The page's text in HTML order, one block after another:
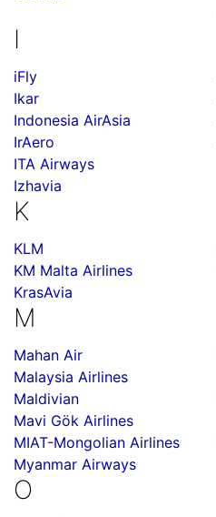
I
iFly
Ikar
Indonesia AirAsia
IrAero
ITA Airways
Izhavia
K
KLM
KM Malta Airlines
KrasAvia
M
Mahan Air
Malaysia Airlines
Maldivian
Mavi Gök Airlines
MIAT-Mongolian Airlines
Myanmar Airways
O